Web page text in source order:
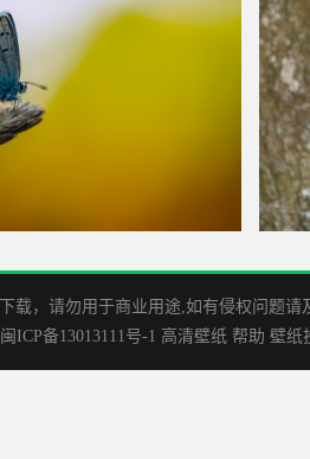
载，请勿用于商业用途,如有侵权问题
闽ICP备13013111号-1 高清壁纸 帮助 壁纸